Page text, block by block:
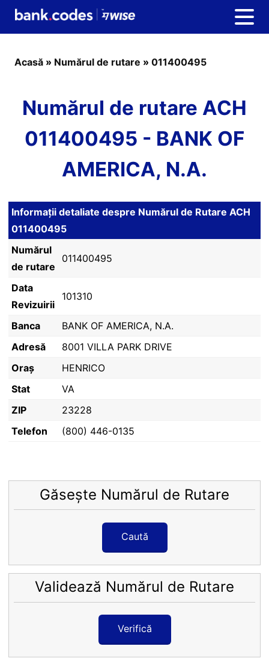
Acasă » Numărul de rutare » 011400495
Numărul de rutare ACH
011400495 - BANK OF
AMERICA, N.A.
Informații detaliate despre Numărul de Rutare ACH
011400495
Numărul
de rutare
011400495
Data
Revizuirii
101310
Banca
BANK OF AMERICA, N.A.
Adresă
8001 VILLA PARK DRIVE
Oraș
HENRICO
Stat
VA
ZIP
23228
Telefon
(800) 446-0135
Găsește Numărul de Rutare
Caută
Validează Numărul de Rutare
Verifică